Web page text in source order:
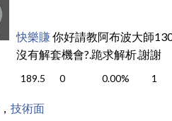
快樂賺你好請教阿布波大師
沒有解套機會?.跪求解析.謝謝
189.5 0 0.00% 1
技術面